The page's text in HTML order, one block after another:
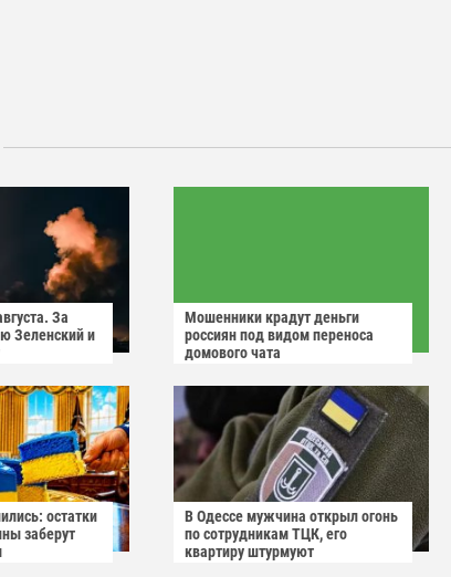
За
Зеленский и
Мошенники крадут деньги
россиян под видом переноса
домового чата
остатки
заберут
В Одессе мужчина открыл огонь
по сотрудникам ТЦК, его
квартиру штурмуют